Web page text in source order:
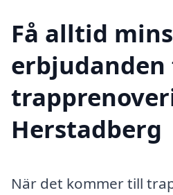
Få alltid
erbjudanden
Herstadberg
När det kommer till